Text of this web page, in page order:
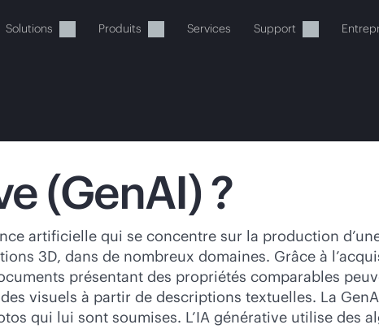
Solutions Produits Services Support
vide
découvrir, configurer et commander.
(GenAI) ?
artificielle qui se concentre sur la production
3D, dans de nombreux domaines. Grâce à
présentant des propriétés comparables
visuels à partir de descriptions textuelles. La
qui lui sont soumises. L’IA générative utilise des